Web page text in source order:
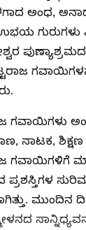
ಅಂಧ,
ಗವಾಯಿಗಳು
ನಾಟಕ, ಶಿಕ್ಷಣ
ಗವಾಯಿಗಳಿಗೆ
ಪ್ರಶಸ್ತಿಗಳ
ಮುಂದಿನ